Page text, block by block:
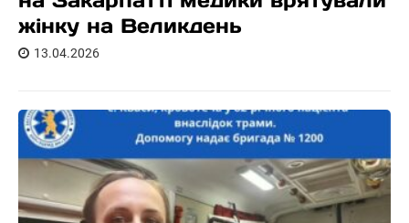
жінку на Великдень
13.04.2026